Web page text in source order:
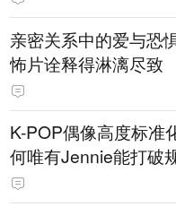
亲密关系中的爱与恐
怖片诠释得淋漓尽致
K-POP偶像高度标准
何唯有Jennie能打破